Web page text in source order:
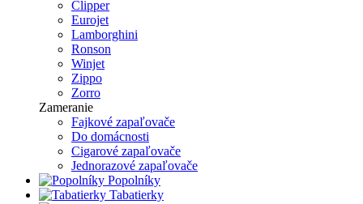
Clipper
Eurojet
Lamborghini
Ronson
Winjet
Zippo
Zorro
Zameranie
Fajkové zapaľovače
Do domácnosti
Cigarové zapaľovače
Jednorazové zapaľovače
Popolníky
Tabatierky